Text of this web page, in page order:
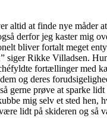
altid at finde nye måder
derfor jeg kaster mig
bliver fortalt meget
siger Rikke Villadsen.
fortællinger med
og deres
gerne prøve at sparke
mig selv et sted hen,
lidt på skideren og så